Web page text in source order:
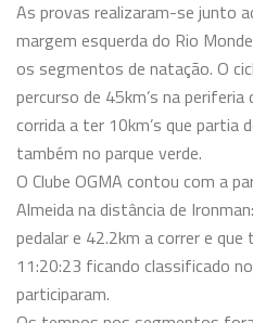
As provas realizaram-se junto
margem esquerda do Rio
os segmentos de natação. O
percurso de 45km’s na
corrida a ter 10km’s que partia
também no parque verde.
O Clube OGMA contou com a
Almeida na distância de
pedalar e 42.2km a correr e
11:20:23 ficando classificado
participaram.